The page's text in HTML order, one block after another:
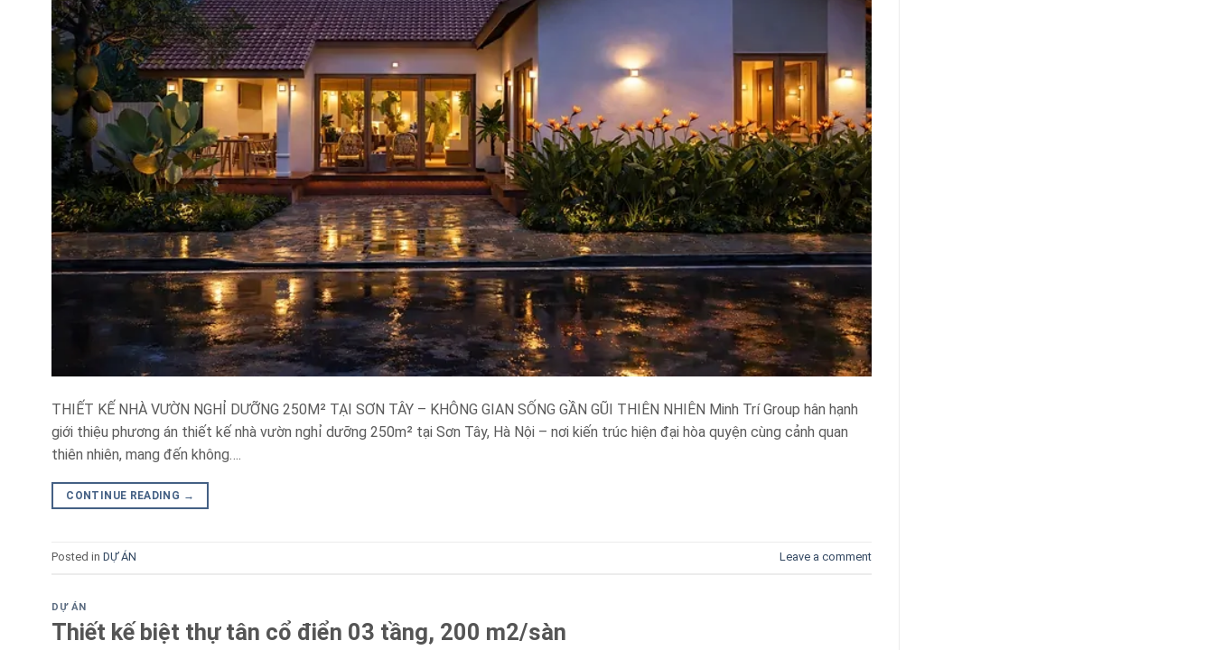
THIẾT KẾ NHÀ VƯỜN NGHỈ DƯỠNG 250M² TẠI SƠN TÂY – KHÔNG GIAN SỐNG GẦN GŨI THIÊN NHIÊN Minh Trí Group hân hạnh
giới thiệu phương án thiết kế nhà vườn nghỉ dưỡng 250m² tại Sơn Tây, Hà Nội – nơi kiến trúc hiện đại hòa quyện cùng cảnh quan
thiên nhiên, mang đến không….
CONTINUE READING →
Posted in DỰ ÁN Leave a comment
DỰ ÁN
Thiết kế biệt thự tân cổ điển 03 tầng, 200 m2/sàn